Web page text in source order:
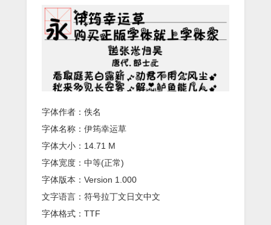
字体作者：佚名
字体名称：伊筠幸运草
字体大小：14.71 M
字体宽度：中等(正常)
字体版本：Version 1.000
文字语言：符号拉丁文日文中文
字体格式：TTF